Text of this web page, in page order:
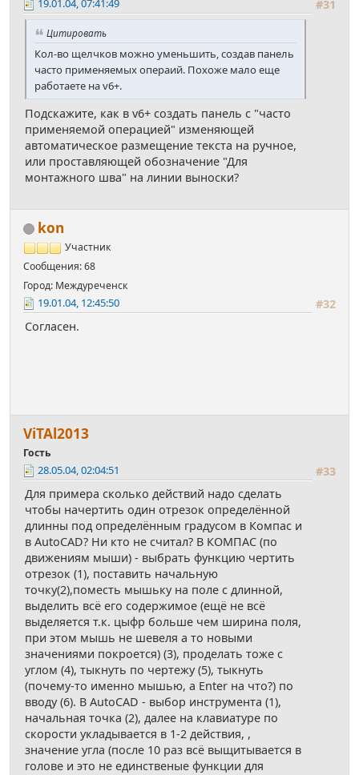
#31
19.01.04, 07:41:49
Цитировать
Кол-во щелчков можно уменьшить, создав панель
часто применяемых операий. Похоже мало еще
работаете на v6+.
Подскажите, как в v6+ создать панель с "часто
применяемой операцией" изменяющей
автоматическое размещение текста на ручное,
или проставляющей обозначение "Для
монтажного шва" на линии выноски?
kon
Участник
Сообщения: 68
Город: Междуреченск
#32
19.01.04, 12:45:50
Согласен.
ViТАl2013
Гость
#33
28.05.04, 02:04:51
Для примера сколько действий надо сделать
чтобы начертить один отрезок определённой
длинны под определённым градусом в Компас и
в AutoCAD? Ни кто не считал? В КОМПАС (по
движениям мыши) - выбрать функцию чертить
отрезок (1), поставить начальную
точку(2),поместь мышьку на поле с длинной,
выделить всё его содержимое (ещё не всё
выделяется т.к. цыфр больше чем ширина поля,
при этом мышь не шевеля а то новыми
значениями покроется) (3), проделать тоже с
углом (4), тыкнуть по чертежу (5), тыкнуть
(почему-то именно мышью, а Enter на что?) по
вводу (6). В AutoCAD - выбор инструмента (1),
начальная точка (2), далее на клавиатуре по
скорости укладывается в 1-2 действия, ,
значение угла (после 10 раз всё выщитывается в
голове и это не единственые функции для